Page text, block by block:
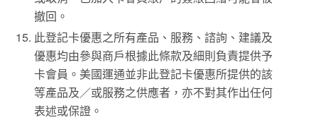
撤回。
此登記卡優惠之所有產品、服務、諮詢、建議及
優惠均由參與商戶根據此條款及細則負責提供予
卡會員。美國運通並非此登記卡優惠所提供的該
等產品及／或服務之供應者，亦不對其作出任何
表述或保證。